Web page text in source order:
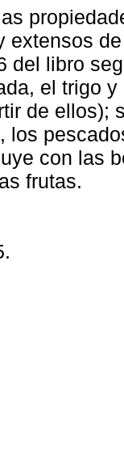
extensos
del libro
el trigo
de ellos);
los
con las
frutas.